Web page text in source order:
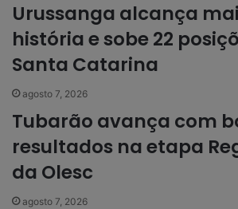
Urussanga alcança
história e sobe 22
Santa Catarina
agosto 7, 2026
Tubarão avança com
resultados na etapa
da Olesc
agosto 7, 2026